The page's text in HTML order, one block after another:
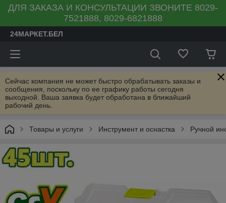
ДЛЯ ЗАКАЗА И КОНСУЛЬТАЦИИ ЗВОНИТЕ 8029-
7521888, 8029-6821888
24МАРКЕТ.БЕЛ
Сейчас компания не может быстро обрабатывать заказы и
сообщения, поскольку по ее графику работы сегодня
выходной. Ваша заявка будет обработана в ближайший
рабочий день.
Товары и услуги Инструмент и оснастка Ручной